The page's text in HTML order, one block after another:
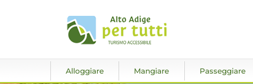
Alloggiare Mangiare Passeggiare